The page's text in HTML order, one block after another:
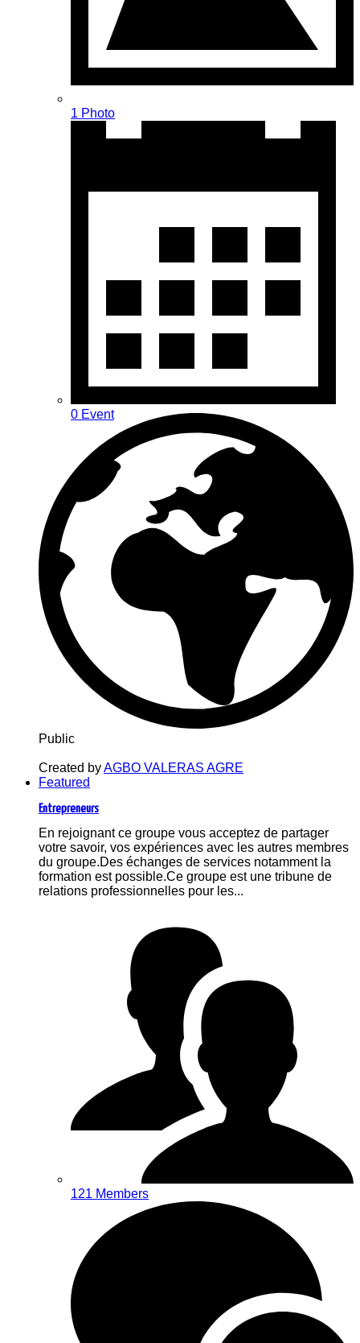
1 Photo
0 Event
Public
Created byAGBO VALERAS AGRE
Featured
Entrepreneurs
En rejoignant ce groupe vous acceptez de partager
votre savoir, vos expériences avec les autres membres
du groupe.Des échanges de services notamment la
formation est possible.Ce groupe est une tribune de
relations professionnelles pour les...
121 Members